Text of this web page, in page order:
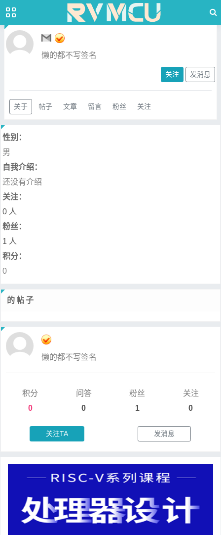
懒的都不写签名
关注 发消息
关于 帖子 文章 留言 粉丝 关注
性别：
男
自我介绍：
还没有介绍
关注：
0 人
粉丝：
1 人
积分：
0
的帖子
懒的都不写签名
积分
0
问答
0
粉丝
1
关注
0
关注TA 发消息